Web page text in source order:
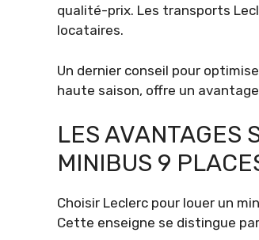
qualité-prix. Les transports
locataires.
Un dernier conseil pour
haute saison, offre un
LES AVANTAGES
MINIBUS 9
Choisir Leclerc pour louer un
Cette enseigne se distingue